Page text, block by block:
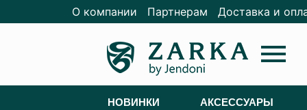
О компании Партнерам Доставка и
menu
НОВИНКИ АКСЕССУАРЫ